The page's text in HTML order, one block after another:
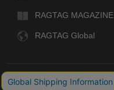
RAGTAG MAGAZINE
RAGTAG Global